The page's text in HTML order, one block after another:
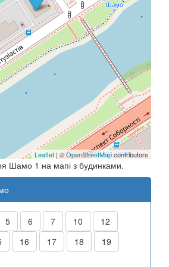
Leaflet | ©OpenStreetMapcontributors
Шамо 1 на мапі з будинками.
5 6 7 10
12
16 17 18
19